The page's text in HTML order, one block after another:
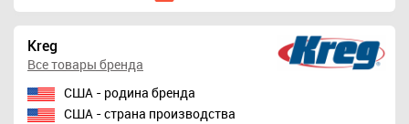
Kreg
Все товары бренда
США - родина бренда
США - страна производства